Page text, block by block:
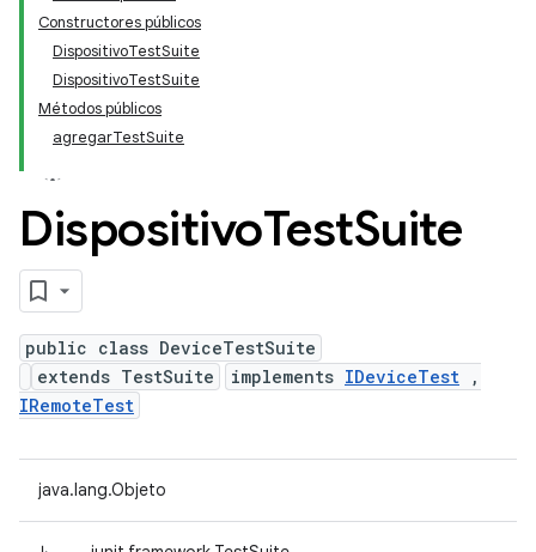
Constructores públicos
DispositivoTestSuite
DispositivoTestSuite
Métodos públicos
agregarTestSuite
DispositivoTestSuite
public class DeviceTestSuite
extends TestSuite
implements IDeviceTest ,
IRemoteTest
java.lang.Objeto